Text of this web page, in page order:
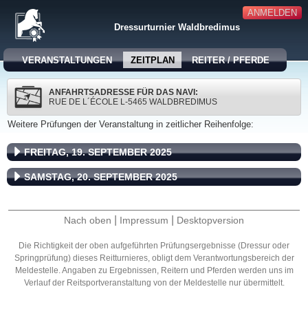
ANMELDEN
Dressurturnier Waldbredimus
VERANSTALTUNGEN ZEITPLAN REITER / PFERDE
ANFAHRTSADRESSE FÜR DAS NAVI:
RUE DE L´ÉCOLE L-5465 WALDBREDIMUS
Weitere Prüfungen der Veranstaltung in zeitlicher Reihenfolge:
FREITAG, 19. SEPTEMBER 2025
SAMSTAG, 20. SEPTEMBER 2025
Nach oben Impressum Desktopversion
Die Richtigkeit der oben aufgeführten Prüfungsergebnisse (Dressur oder
Springprüfung) dieses Reitturnieres, obligt dem Verantwortungsbereich der
Meldestelle. Angaben zu Ergebnissen, Reitern und Pferden werden uns im
Verlauf der Reitsportveranstaltung von der Meldestelle nur übermittelt.